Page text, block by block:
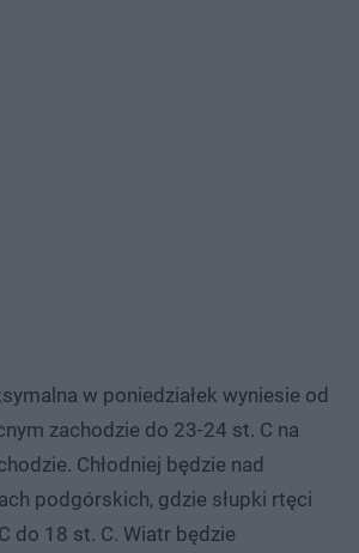
w poniedziałek wyniesie od
zachodzie do 23-24 st. C na
Chłodniej będzie nad
podgórskich, gdzie słupki rtęci
do 18 st. C. Wiatr będzie